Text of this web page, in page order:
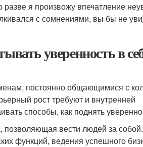
я произвожу впечатление
с сомнениями, вы бы не
уверенность в
постоянно общающимися с
рост требуют и внутренней
способы, как поднять
позволяющая вести людей за
функций, ведения успешного